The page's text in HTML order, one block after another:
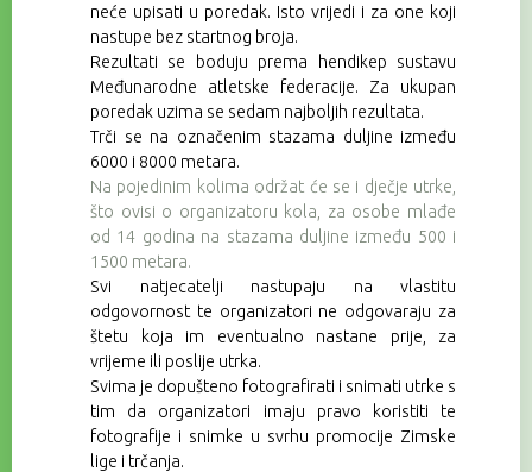
neće upisati u poredak. Isto vrijedi i za one koji
nastupe bez startnog broja.
Rezultati se boduju prema hendikep sustavu
Međunarodne atletske federacije. Za ukupan
poredak uzima se sedam najboljih rezultata.
Trči se na označenim stazama duljine između
6000 i 8000 metara.
Na pojedinim kolima održat će se i dječje utrke,
što ovisi o organizatoru kola, za osobe mlađe
od 14 godina na stazama duljine između 500 i
1500 metara.
Svi natjecatelji nastupaju na vlastitu
odgovornost te organizatori ne odgovaraju za
štetu koja im eventualno nastane prije, za
vrijeme ili poslije utrka.
Svima je dopušteno fotografirati i snimati utrke s
tim da organizatori imaju pravo koristiti te
fotografije i snimke u svrhu promocije Zimske
lige i trčanja.